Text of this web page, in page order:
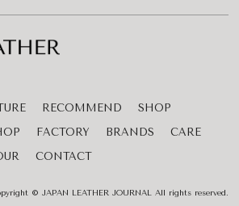
RECOMMEND
SHOP
FACTORY BRANDS
CARE
CONTACT
© JAPAN LEATHER JOURNAL All rights reserved.